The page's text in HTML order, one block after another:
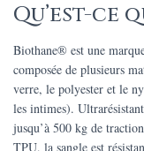
Qu’est-ce
Biothane® est une
composée de plusieurs
verre, le polyester et le
les intimes).
jusqu’à 500 kg de
TPU, la sangle est